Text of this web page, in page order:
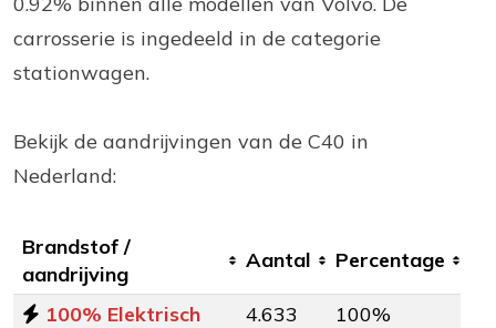
carrosserie is ingedeeld in de categorie
stationwagen.
Bekijk de aandrijvingen van de C40 in
Nederland:
Brandstof /
aandrijving
Aantal Percentage
100% Elektrisch 4.633 100%